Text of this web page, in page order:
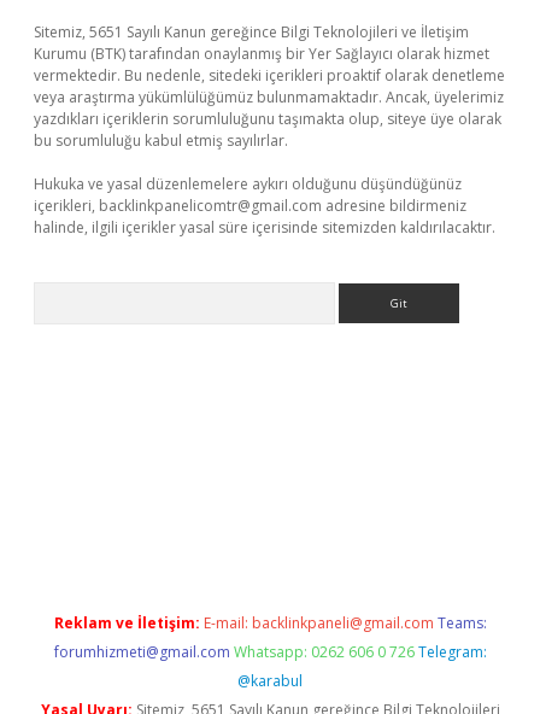
Sitemiz, 5651 Sayılı Kanun gereğince Bilgi Teknolojileri ve İletişim
Kurumu (BTK) tarafından onaylanmış bir Yer Sağlayıcı olarak hizmet
vermektedir. Bu nedenle, sitedeki içerikleri proaktif olarak denetleme
veya araştırma yükümlülüğümüz bulunmamaktadır. Ancak, üyelerimiz
yazdıkları içeriklerin sorumluluğunu taşımakta olup, siteye üye olarak
bu sorumluluğu kabul etmiş sayılırlar.
Hukuka ve yasal düzenlemelere aykırı olduğunu düşündüğünüz
içerikleri, backlinkpanelicomtr@gmail.com adresine bildirmeniz
halinde, ilgili içerikler yasal süre içerisinde sitemizden kaldırılacaktır.
Reklam ve İletişim: E-mail: backlinkpaneli@gmail.com Teams:
forumhizmeti@gmail.com Whatsapp: 0262 606 0 726 Telegram:
@karabul
Yasal Uyarı: Sitemiz, 5651 Sayılı Kanun gereğince Bilgi Teknolojileri